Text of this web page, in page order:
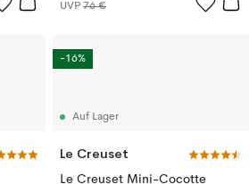
UVP 76 €
Auf Lager
Le Creuset
Le Creuset Mini-Cocotte
-16%